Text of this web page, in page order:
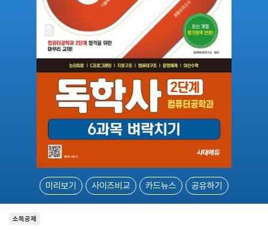
미리보기 사이즈비교 카드뉴스 공유하기
소득공제